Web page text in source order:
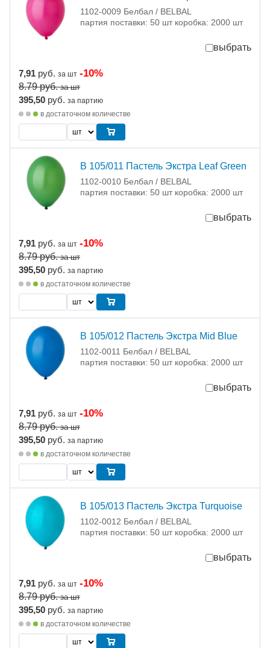
1102-0009 Белбал / BELBAL
партия поставки: 50 шт коробка: 2000 шт
выбрать
7,91 руб. за шт -10%
8.79руб. за шт
395,50 руб. за партию
в достаточном количестве
В 105/011 Пастель Экстра Leaf Green
1102-0010 Белбал / BELBAL
партия поставки: 50 шт коробка: 2000 шт
выбрать
7,91 руб. за шт -10%
8.79руб. за шт
395,50 руб. за партию
в достаточном количестве
В 105/012 Пастель Экстра Mid Blue
1102-0011 Белбал / BELBAL
партия поставки: 50 шт коробка: 2000 шт
выбрать
7,91 руб. за шт -10%
8.79руб. за шт
395,50 руб. за партию
в достаточном количестве
В 105/013 Пастель Экстра Turquoise
1102-0012 Белбал / BELBAL
партия поставки: 50 шт коробка: 2000 шт
выбрать
7,91 руб. за шт -10%
8.79руб. за шт
395,50 руб. за партию
в достаточном количестве